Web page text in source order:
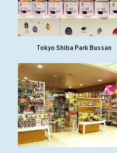
Tokyo Shiba Park Bussan